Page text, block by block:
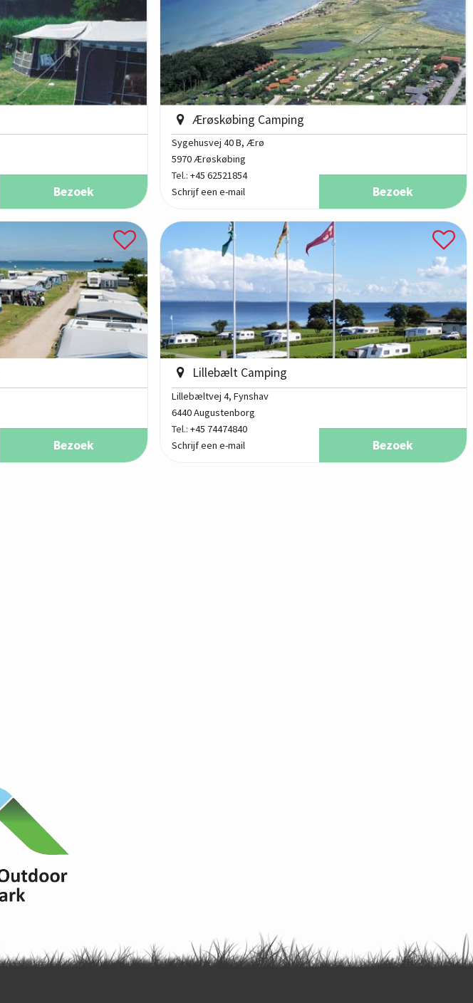
Bezoek
Ærøskøbing Camping
Sygehusvej 40 B, Ærø
5970 Ærøskøbing
Tel.: +45 62521854
Schrijf een e-mail
Bezoek
Bezoek
Lillebælt Camping
Lillebæltvej 4, Fynshav
6440 Augustenborg
Tel.: +45 74474840
Schrijf een e-mail
Bezoek